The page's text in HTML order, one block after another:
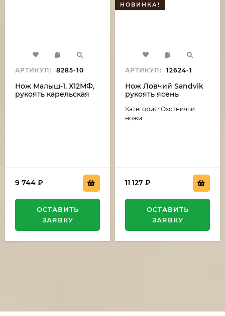
АРТИКУЛ: 8285-10
Нож Малыш-1, Х12МФ,
рукоять карельская
9 744 ₽
ОСТАВИТЬ
ЗАЯВКУ
НОВИНКА!
АРТИКУЛ: 12624-1
Нож Ловчий Sandvik
рукоять ясень
коричневый акрил
зеленый
Категория: Охотничьи
ножи
11 127 ₽
ОСТАВИТЬ
ЗАЯВКУ